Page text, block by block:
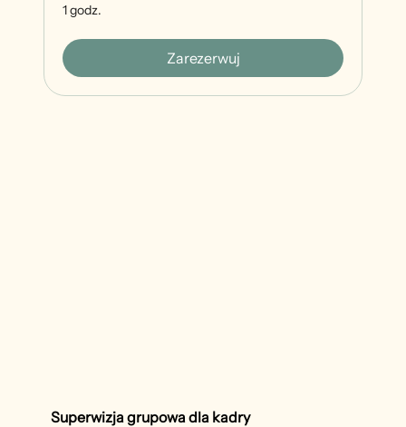
1 godz.
Zarezerwuj
Superwizja grupowa dla kadry